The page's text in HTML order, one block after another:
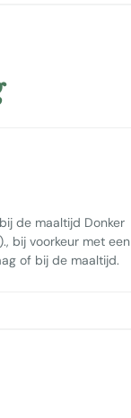
de maaltijd Donker
bij voorkeur met een
of bij de maaltijd.